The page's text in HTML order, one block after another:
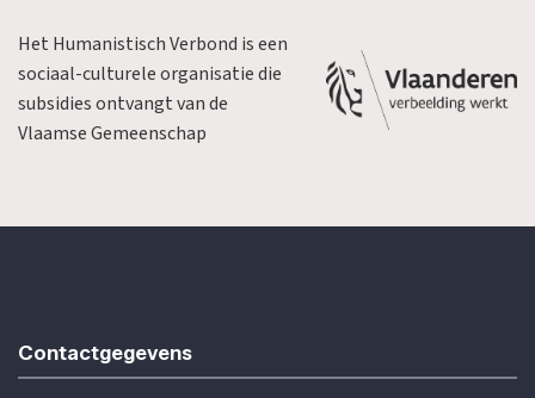
Het Humanistisch Verbond is een
sociaal-culturele organisatie die
subsidies ontvangt van de
Vlaamse Gemeenschap
Contactgegevens